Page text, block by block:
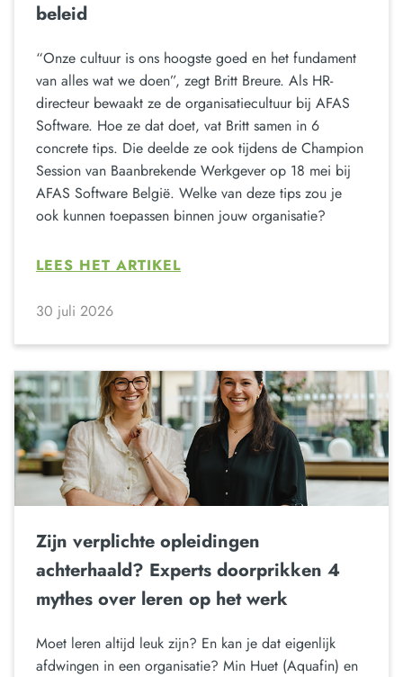
beleid
“Onze cultuur is ons hoogste goed en het fundament
van alles wat we doen”, zegt Britt Breure. Als HR-
directeur bewaakt ze de organisatiecultuur bij AFAS
Software. Hoe ze dat doet, vat Britt samen in 6
concrete tips. Die deelde ze ook tijdens de Champion
Session van Baanbrekende Werkgever op 18 mei bij
AFAS Software België. Welke van deze tips zou je
ook kunnen toepassen binnen jouw organisatie?
LEES HET ARTIKEL
30 juli 2026
Zijn verplichte opleidingen
achterhaald? Experts doorprikken 4
mythes over leren op het werk
Moet leren altijd leuk zijn? En kan je dat eigenlijk
afdwingen in een organisatie? Min Huet (Aquafin) en